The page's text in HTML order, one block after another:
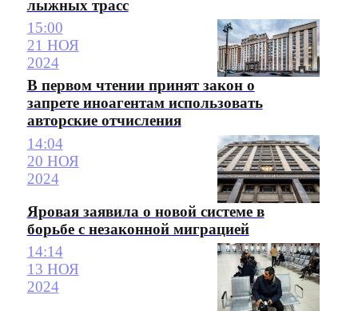
лыжных трасс
15:00
21 НОЯ
2024
В первом чтении принят закон о
запрете иноагентам использовать
авторские отчисления
14:04
20 НОЯ
2024
Яровая заявила о новой системе в
борьбе с незаконной миграцией
14:14
13 НОЯ
2024